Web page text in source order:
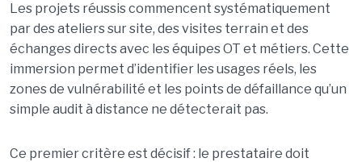
Les projets réussis commencent systématiquement
par des ateliers sur site, des visites terrain et des
échanges directs avec les équipes OT et métiers. Cette
immersion permet d’identifier les usages réels, les
zones de vulnérabilité et les points de défaillance qu’un
simple audit à distance ne détecterait pas.
Ce premier critère est décisif : le prestataire doit